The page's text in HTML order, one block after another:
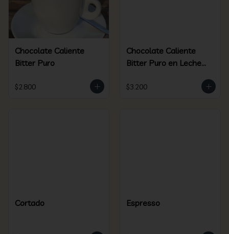
Chocolate Caliente
Bitter Puro
$2.800
Chocolate Caliente
Bitter Puro en Leche
$3.200
Cortado Espresso